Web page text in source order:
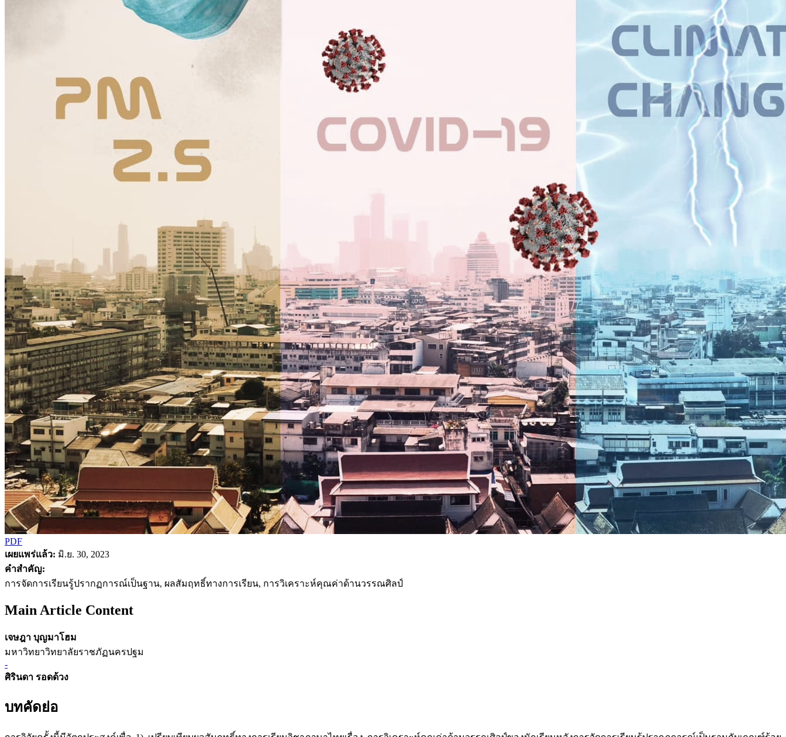
PDF
เผยแพร่แล้ว: มิ.ย. 30, 2023
คำสำคัญ:
การจัดการเรียนรู้ปรากฏการณ์เป็นฐาน, ผลสัมฤทธิ์ทางการเรียน, การวิเคราะห์คุณค่าด้านวรรณศิลป์
Main Article Content
เจษฎา บุญมาโฮม
มหาวิทยาวิทยาลัยราชภัฏนครปฐม
-
ศิรินดา รอดด้วง
บทคัดย่อ